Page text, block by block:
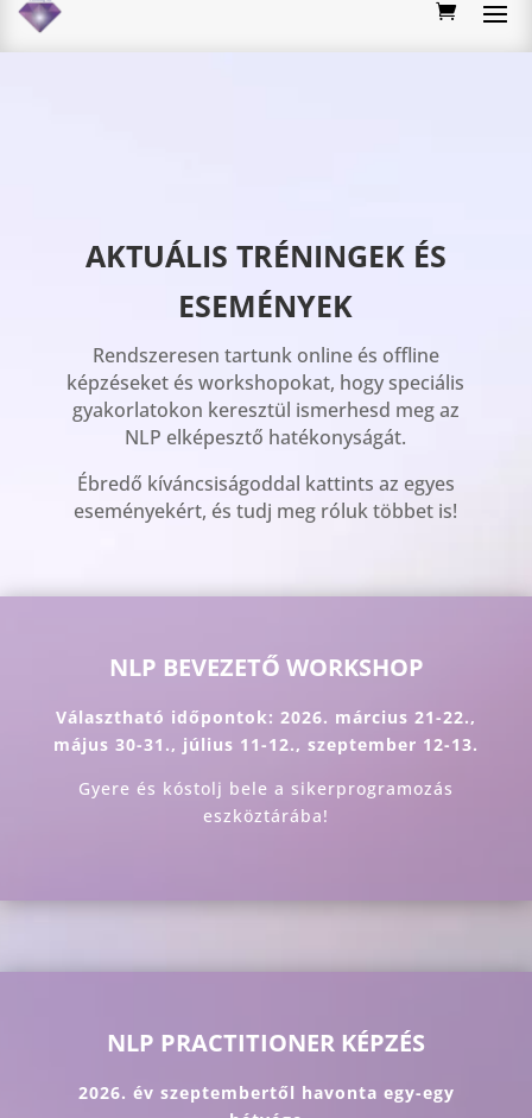
AKTUÁLIS TRÉNINGEK ÉS
ESEMÉNYEK
Rendszeresen tartunk online és offline
képzéseket és workshopokat, hogy speciális
gyakorlatokon keresztül ismerhesd meg az
NLP elképesztő hatékonyságát.
Ébredő kíváncsiságoddal kattints az egyes
eseményekért, és tudj meg róluk többet is!
NLP BEVEZETŐ WORKSHOP
Választható időpontok: 2026. március 21-22.,
május 30-31., július 11-12., szeptember 12-13.
Gyere és kóstolj bele a sikerprogramozás
eszköztárába!
NLP PRACTITIONER KÉPZÉS
2026. év szeptembertől havonta egy-egy